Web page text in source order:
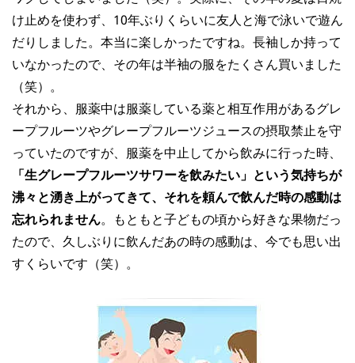
け止めを使わず、10年ぶりくらいに友人と海で泳いで遊ん
だりしました。本当に楽しかったですね。長袖しか持って
いなかったので、その年は半袖の服をたくさん買いました
（笑）。
それから、服薬中は服薬している薬と相互作用があるグレ
ープフルーツやグレープフルーツジュースの摂取禁止を守
っていたのですが、服薬を中止してから飲みに行った時、
「生グレープフルーツサワーを飲みたい」という気持ちが
沸々と湧き上がってきて、それを頼んで飲んだ時の感動は
忘れられません。もともと子どもの頃から好きな果物だっ
たので、久しぶりに飲んだあの時の感動は、今でも思い出
すくらいです（笑）。